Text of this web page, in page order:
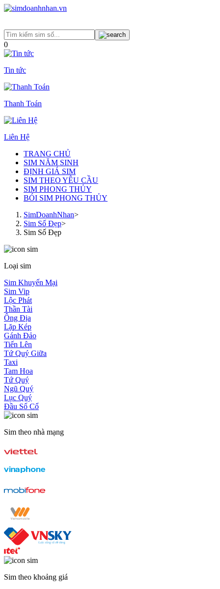
0
Tin tức
Thanh Toán
Liên Hệ
TRANG CHỦ
SIM NĂM SINH
ĐỊNH GIÁ SIM
SIM THEO YÊU CẦU
SIM PHONG THỦY
BÓI SIM PHONG THỦY
SimDoanhNhan>
Sim Số Đẹp>
Sim Số Đẹp
Loại sim
Sim Khuyến Mại
Sim Vip
Lộc Phát
Thần Tài
Ông Địa
Lặp Kép
Gánh Đảo
Tiến Lên
Tứ Quý Giữa
Taxi
Tam Hoa
Tứ Quý
Ngũ Quý
Lục Quý
Đầu Số Cổ
Sim theo nhà mạng
Sim theo khoảng giá